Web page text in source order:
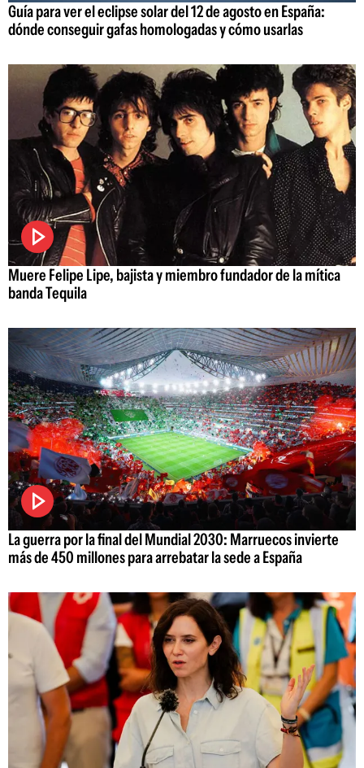
Guía para ver el eclipse solar del 12 de agosto en España:
dónde conseguir gafas homologadas y cómo usarlas
Muere Felipe Lipe, bajista y miembro fundador de la mítica
banda Tequila
La guerra por la final del Mundial 2030: Marruecos invierte
más de 450 millones para arrebatar la sede a España